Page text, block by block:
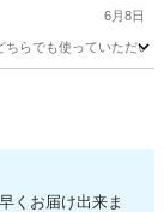
6月8日
らでも使っていただ
くお届け出来ま